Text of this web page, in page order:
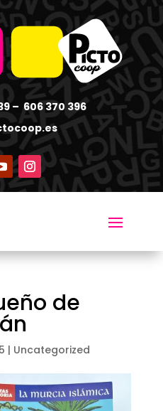
– 606 370 396
de
| Uncategorized